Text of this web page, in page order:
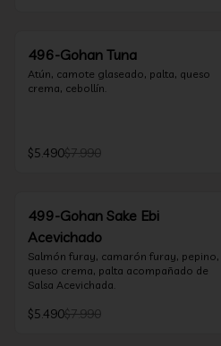
496-Gohan Tuna
Atún, camote glaseado, palta, queso
crema, cebollín.
$5.490$7.990
499-Gohan Sake Ebi
Acevichado
Salmón furay, camarón furay, pepino,
queso crema, palta acompañado de
Salsa Acevichada.
$5.490$7.990